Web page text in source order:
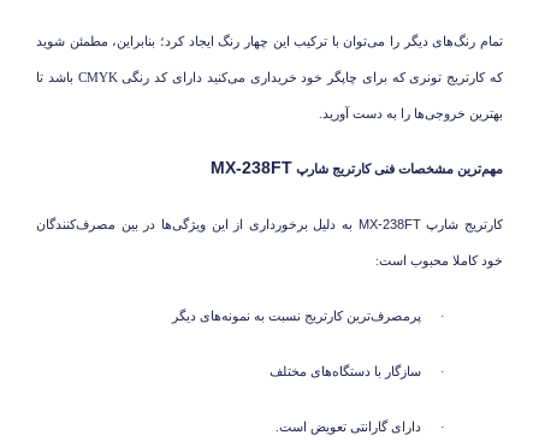
تمام رنگ‌های دیگر را می‌توان با ترکیب این چهار رنگ ایجاد کرد؛ بنابراین، مطمئن شوید
که کارتریج تونری که برای چاپگر خود خریداری می‌کنید دارای کد رنگی CMYK باشد تا
بهترین خروجی‌ها را به دست آورید.
مهم‌ترین مشخصات فنی کارتریج شارپ MX-238FT
کارتریج شارپ MX-238FT به دلیل برخورداری از این ویژگی‌ها در بین مصرف‌کنندگان
خود کاملا محبوب است:
· پرمصرف‌ترین کارتریج نسبت به نمونه‌های دیگر
· سازگار با دستگاه‌های مختلف
· دارای گارانتی تعویض است.